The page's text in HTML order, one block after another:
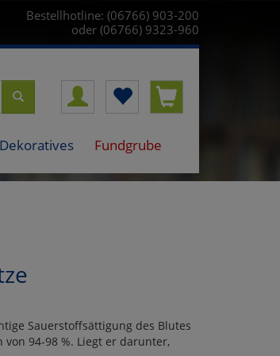
Bestellhotline: (06766) 903-200
oder (06766) 9323-960
Fundgrube
Sauerstoffsättigung des Blutes
94-98 %. Liegt er darunter,